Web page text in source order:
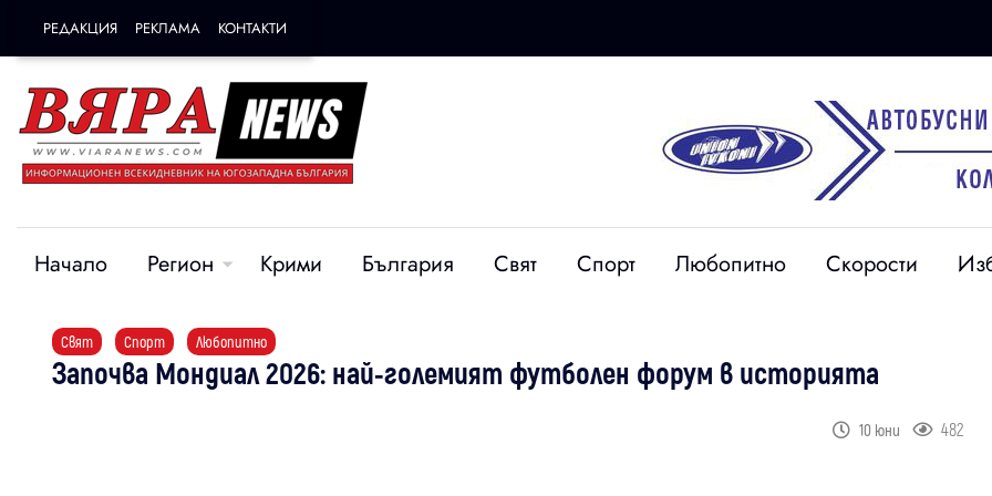
РЕДАКЦИЯ РЕКЛАМА КОНТАКТИ
Начало Регион Крими България Свят Спорт Любопитно Скорости
Свят Спорт Любопитно
Започва Мондиал 2026: най-големият футболен форум в историята
10 юни 482